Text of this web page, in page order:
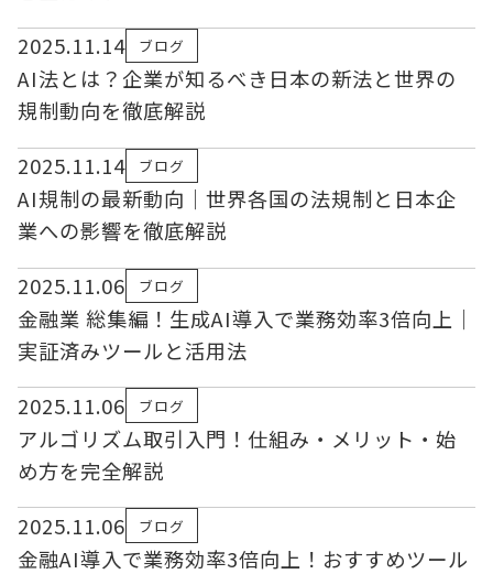
2025.11.14
ブログ
AI法とは？企業が知るべき日本の新法と世界の
規制動向を徹底解説
2025.11.14
ブログ
AI規制の最新動向｜世界各国の法規制と日本企
業への影響を徹底解説
2025.11.06
ブログ
金融業 総集編！生成AI導入で業務効率3倍向上｜
実証済みツールと活用法
2025.11.06
ブログ
アルゴリズム取引入門！仕組み・メリット・始
め方を完全解説
2025.11.06
ブログ
金融AI導入で業務効率3倍向上！おすすめツール